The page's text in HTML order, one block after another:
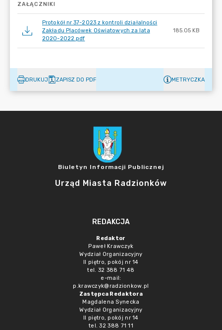
ZAŁĄCZNIKI
Protokół nr 37-2023 z kontroli działalności
Zakładu Placówek Oświatowych za lata
2020-2022.pdf
185.05 KB
DRUKUJ ZAPISZ DO PDF METRYCZKA
Biuletyn Informacji Publicznej
Urząd Miasta Radzionków
REDAKCJA
Redaktor
Paweł Krawczyk
Wydział Organizacyjny
II piętro, pokój nr 14
tel. 32 388 71 48
e-mail:
p.krawczyk@radzionkow.pl
Zastępca Redaktora
Magdalena Synecka
Wydział Organizacyjny
II piętro, pokój nr 14
tel. 32 388 71 11